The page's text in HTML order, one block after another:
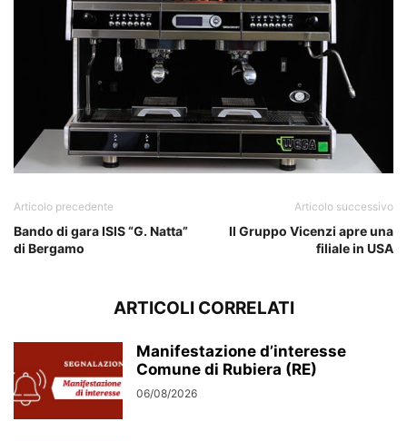
Articolo precedente
Bando di gara ISIS “G. Natta”
di Bergamo
Articolo successivo
Il Gruppo Vicenzi apre una
filiale in USA
ARTICOLI CORRELATI
Manifestazione d’interesse
Comune di Rubiera (RE)
06/08/2026